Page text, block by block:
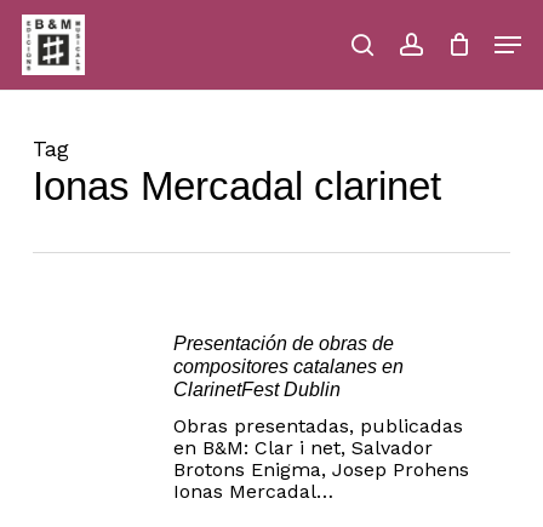
Skip
main
content
searchaccount
Close
Tag
Ionas Mercadal clarinet
Presentación de obras de
compositores catalanes en
ClarinetFest Dublin
Obras presentadas, publicadas
en B&M: Clar i net, Salvador
Brotons Enigma, Josep Prohens
Ionas Mercadal…
Menu